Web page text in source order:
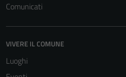
Comunicati
VIVERE IL COMUNE
Luoghi